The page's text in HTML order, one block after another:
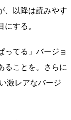
、以降は読みやす
する。
ってる」バージョ
ることを。さらに
激レアなバージ